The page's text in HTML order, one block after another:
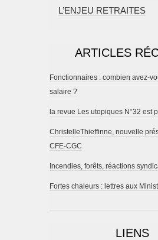
L’ENJEU RETRAITES
ARTICLES
Fonctionnaires : combien avez-
salaire ?
la revue Les utopiques N°32 est
ChristelleThieffinne, nouvelle
CFE-CGC
Incendies, forêts, réactions
Fortes chaleurs : lettres aux
LIENS